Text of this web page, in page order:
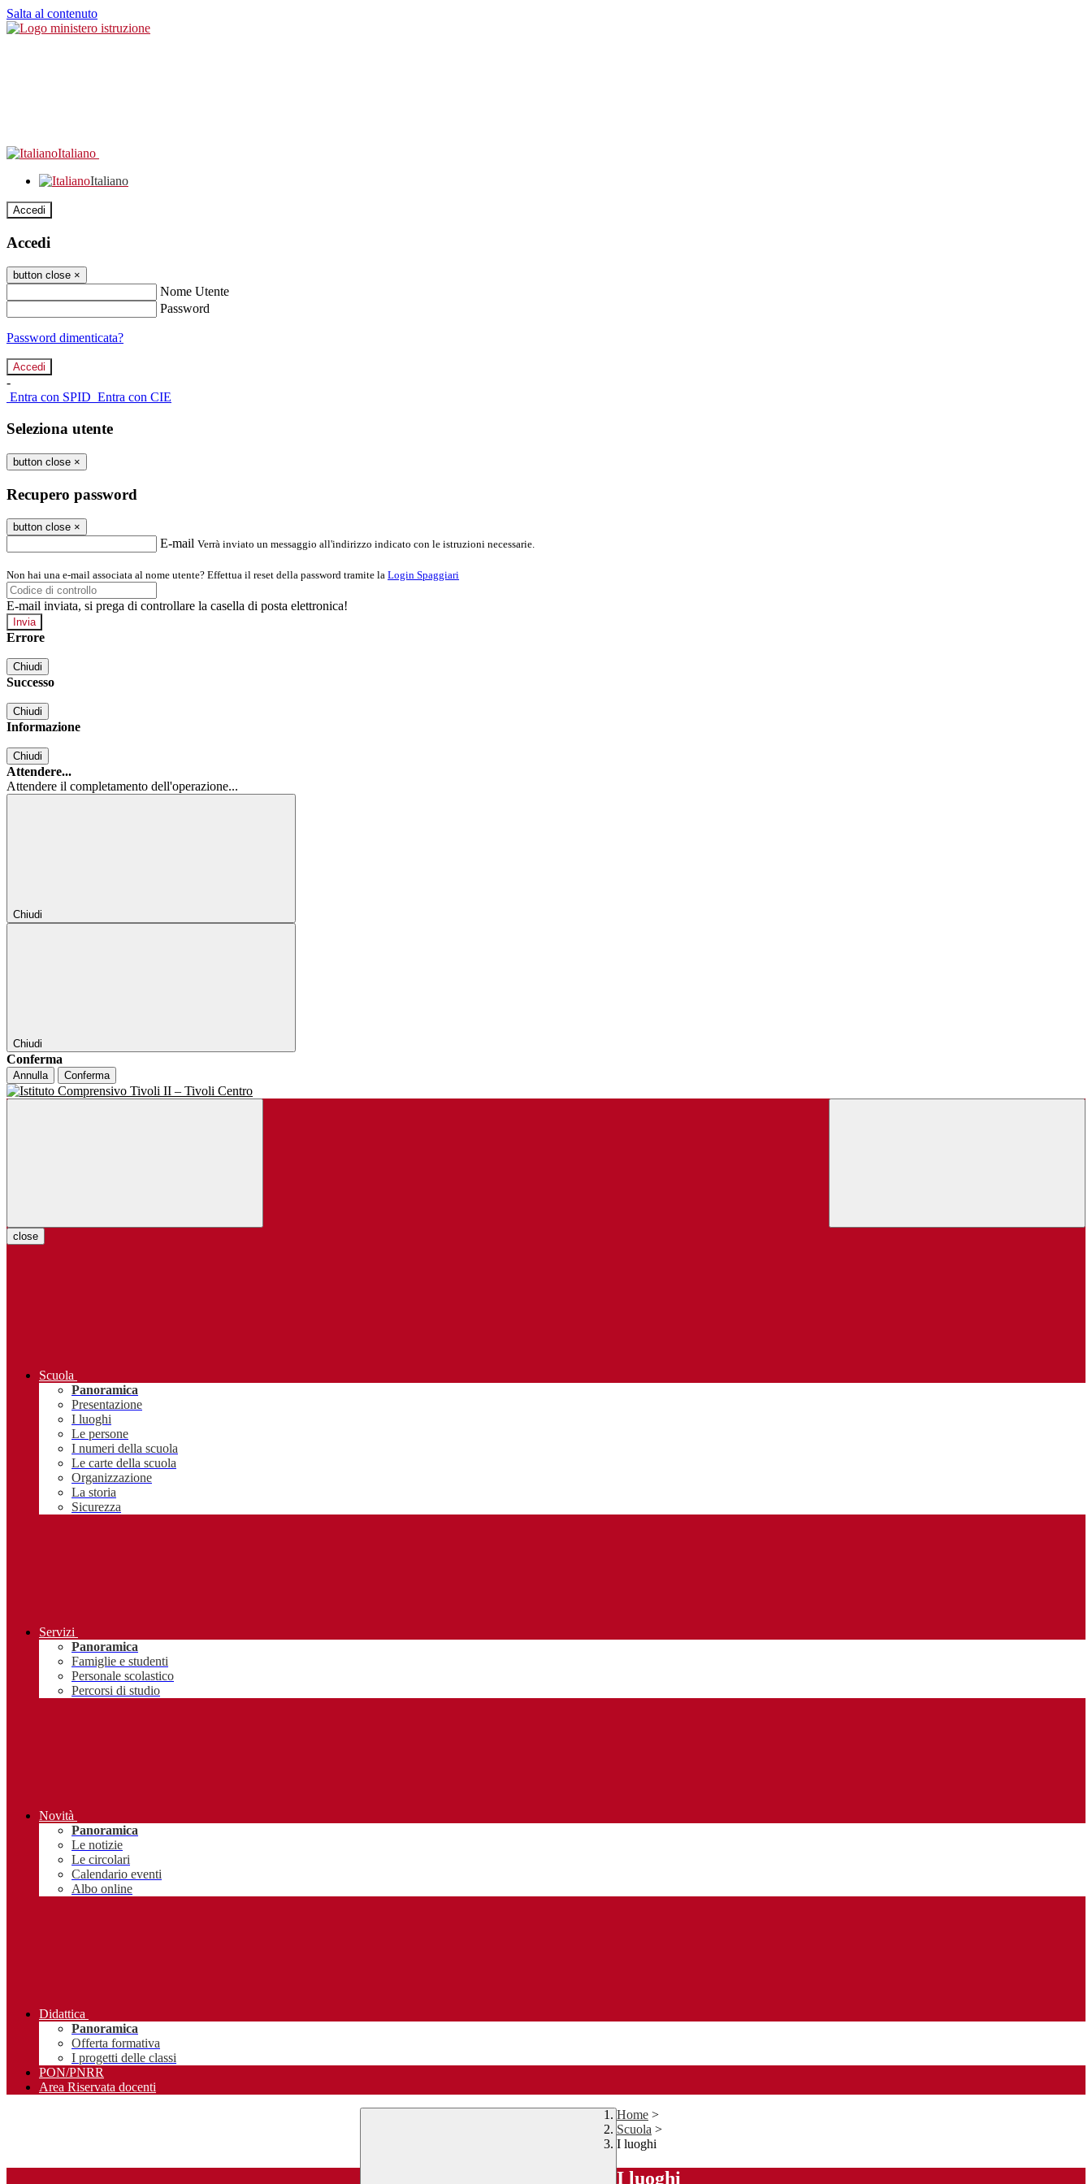
Salta al contenuto
Italiano
Italiano
Accedi
Accedi
button close ×
Nome Utente
Password
Password dimenticata?
-
Entra con SPID Entra con CIE
Seleziona utente
button close ×
Recupero password
button close ×
E-mail Verrà inviato un messaggio all'indirizzo indicato con le istruzioni necessarie.
Non hai una e-mail associata al nome utente? Effettua il reset della password tramite la Login Spaggiari
E-mail inviata, si prega di controllare la casella di posta elettronica!
Errore
Chiudi
Successo
Chiudi
Informazione
Chiudi
Attendere...
Attendere il completamento dell'operazione...
Chiudi
Chiudi
Conferma
Annulla Conferma
close
Scuola
Panoramica
Presentazione
I luoghi
Le persone
I numeri della scuola
Le carte della scuola
Organizzazione
La storia
Sicurezza
Servizi
Panoramica
Famiglie e studenti
Personale scolastico
Percorsi di studio
Novità
Panoramica
Le notizie
Le circolari
Calendario eventi
Albo online
Didattica
Panoramica
Offerta formativa
I progetti delle classi
PON/PNRR
Area Riservata docenti
Home >
Scuola >
I luoghi
I luoghi